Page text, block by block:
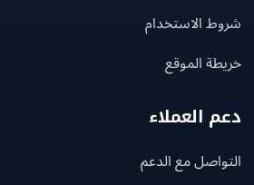
الاستخدام
الموقع
العملاء
مع الدعم